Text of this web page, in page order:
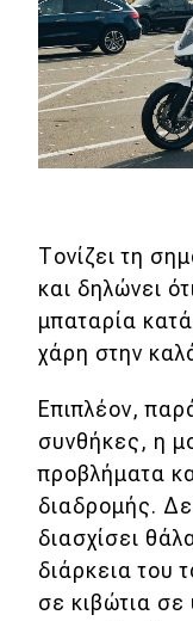
Τονίζει τη
και δηλώνει
μπαταρία
χάρη στην
Επιπλέον,
συνθήκες, η
προβλήματα
διαδρομής.
διασχίσει
διάρκεια του
σε κιβώτια